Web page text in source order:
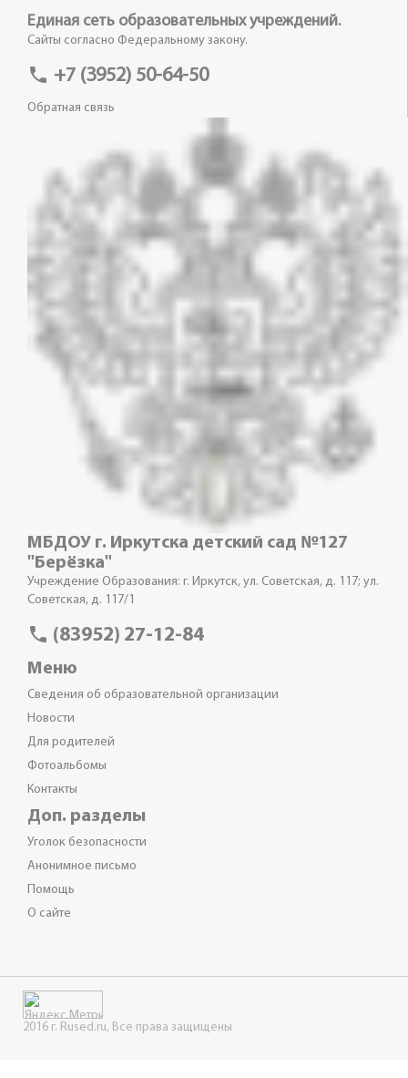
Единая сеть образовательных учреждений.
Сайты согласно Федеральному закону.
phone +7 (3952) 50-64-50
Обратная связь
МБДОУ г. Иркутска детский сад №127
"Берёзка"
Учреждение Образования: г. Иркутск, ул. Советская, д. 117; ул.
Советская, д. 117/1
phone (83952) 27-12-84
Меню
Сведения об образовательной организации
Новости
Для родителей
Фотоальбомы
Контакты
Доп. разделы
Уголок безопасности
Анонимное письмо
Помощь
О сайте
2016 г. Rused.ru, Все права защищены